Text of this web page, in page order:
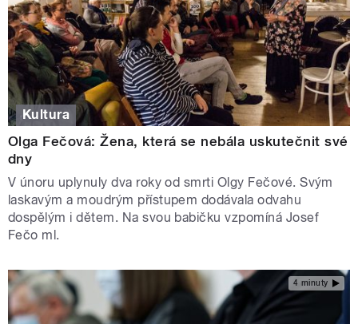
Kultura
Olga Fečová: Žena, která se nebála uskutečnit své
dny
V únoru uplynuly dva roky od smrti Olgy Fečové. Svým
laskavým a moudrým přístupem dodávala odvahu
dospělým i dětem. Na svou babičku vzpomíná Josef
Fečo ml.
4 minuty